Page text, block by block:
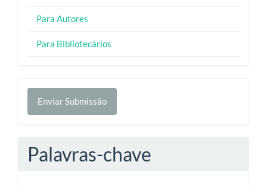
Para Autores
Para Bibliotecários
Enviar
Submissão
Enviar Submissão
Palavras-chave